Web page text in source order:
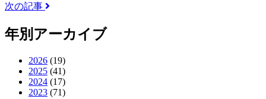
次の記事
年別アーカイブ
2026 (19)
2025 (41)
2024 (17)
2023 (71)